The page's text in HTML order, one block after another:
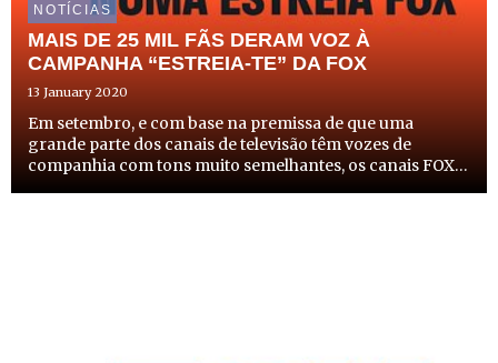
NOTÍCIAS
MAIS DE 25 MIL FÃS DERAM VOZ À
CAMPANHA “ESTREIA-TE” DA FOX
13 January 2020
Em setembro, e com base na premissa de que uma
grande parte dos canais de televisão têm vozes de
companhia com tons muito semelhantes, os canais FOX